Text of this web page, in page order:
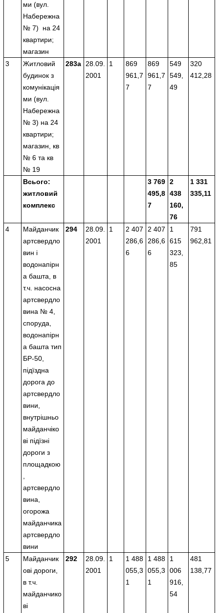
ми (вул.
Набережна
№ 7) на 24
квартири;
магазин
3
Житловий
будинок з
комунікація
ми (вул.
Набережна
№ 3) на 24
квартири;
магазин, кв
№ 6 та кв
№ 19
283а
28.09.
2001
1
869
961,7
7
869
961,7
7
549
549,
49
320
412,28
Всього:
житловий
комплекс
3 769
495,8
7
2
438
160,
76
1 331
335,11
4
Майданчик
артсвердло
вин і
водонапірн
а башта, в
т.ч. насосна
артсвердло
вина № 4,
споруда,
водонапірн
а башта тип
БР-50,
підїздна
дорога до
артсвердло
вини,
внутрішньо
майданчіко
ві підїзні
дороги з
площадкою
артсвердло
вина,
огорожа
майданчика
артсвердло
вини
294
28.09.
2001
1
2 407
286,6
6
2 407
286,6
6
1
615
323,
85
791
962,81
5
Майданчик
ові дороги,
в т.ч.
майданчико
ві
292
28.09.
2001
1
1 488
055,3
1
1 488
055,3
1
1
006
916,
54
481
138,77